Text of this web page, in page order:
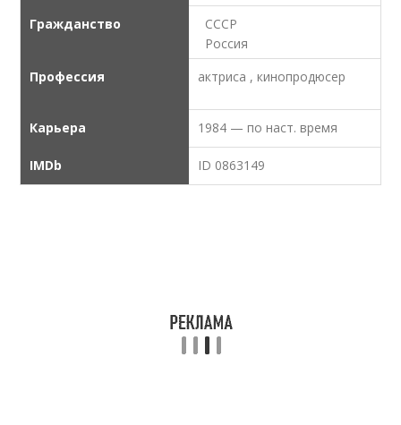
Гражданство
СССР
Россия
Профессия
актриса , кинопродюсер
Карьера 1984 — по наст. время
IMDb ID 0863149